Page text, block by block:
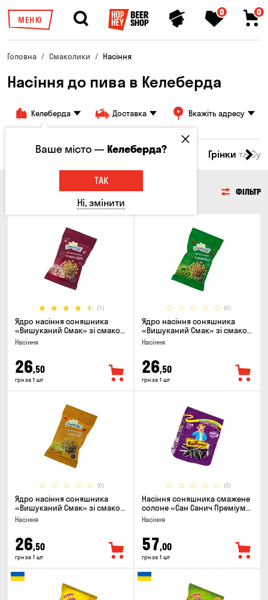
МЕНЮ
0 0
Головна Смаколики Насіння
Насіння до пива в Келеберда
Келеберда Доставка Вкажіть адресу
Горішки Кукурудза Насіння Грінки та
НАСІННЯ ФІЛЬТР
(1)
Ядро насіння соняшника
«Вишуканий Смак» зі смаком
бекону, 80г
Насіння
26,50
грн за 1 шт
(0)
Ядро насіння соняшника
«Вишуканий Смак» зі смаком
васабі, 80г
Насіння
26,50
грн за 1 шт
(0)
Ядро насіння соняшника
«Вишуканий Смак» зі смаком
сиру, 80г
Насіння
26,50
грн за 1 шт
(0)
Насіння соняшника смажене
солоне «Сан Санич Преміум
смугасте», 95г
Насіння
57,00
грн за 1 шт
Ваше місто —Келеберда?
ТАК
Ні, змінити